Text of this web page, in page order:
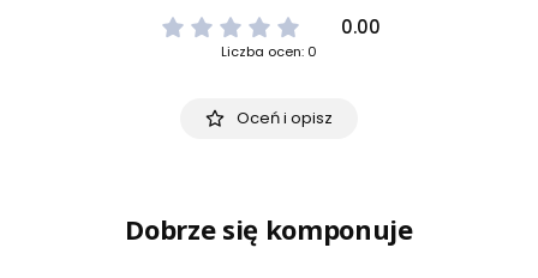
0.00
Liczba ocen: 0
Oceń i opisz
Dobrze się komponuje